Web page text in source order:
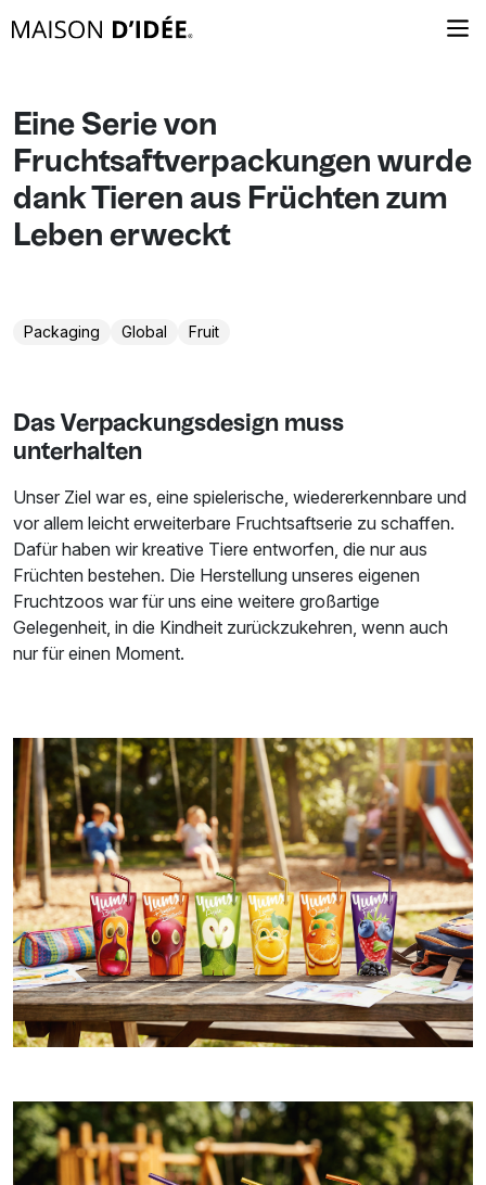
Eine Serie von
Fruchtsaftverpackungen wurde
dank Tieren aus Früchten zum
Leben erweckt
Packaging Global Fruit
Das Verpackungsdesign muss
unterhalten
Unser Ziel war es, eine spielerische, wiedererkennbare und
vor allem leicht erweiterbare Fruchtsaftserie zu schaffen.
Dafür haben wir kreative Tiere entworfen, die nur aus
Früchten bestehen. Die Herstellung unseres eigenen
Fruchtzoos war für uns eine weitere großartige
Gelegenheit, in die Kindheit zurückzukehren, wenn auch
nur für einen Moment.